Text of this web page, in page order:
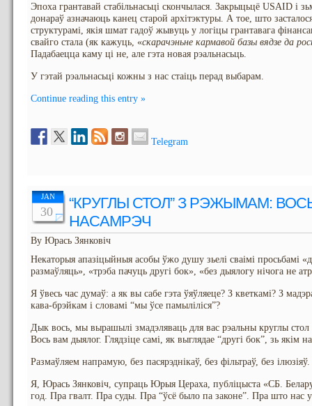
Эпоха грантавай стабільнасьці скончылася. Закрыцьцё USAID і
донараў азначаюць канец старой архітэктуры. А тое, што
структурамі, якія шмат гадоў жывуць у логіцы грантавага
свайго стала (як кажуць, «скарачэньне кармавой базы вядзе да
Падабаецца каму ці не, але гэта новая рэальнасьць.
У гэтай рэальнасьці кожны з нас стаіць перад выбарам.
Continue reading this entry »
Telegram
JAN
30
“КРУГЛЫ СТОЛ” З РЭЖЫМАМ:
НАСАМРЭЧ
By Юрась Зянковіч
Некаторыя апазіцыйныя асобы ўжо душу зьелі сваімі просьбамі
размаўляць», «трэба пачуць другі бок», «без дыялогу нічога не
Я ўвесь час думаў: а як вы сабе гэта ўяўляеце? З кветкамі? З
кава-брэйкам і словамі “мы ўсе памыліліся”?
Дык вось, мы вырашылі змадэляваць для вас рэальны круглы
Вось вам дыялог. Глядзіце самі, як выглядае “другі бок”, зь якім
Размаўляем напрамую, без пасярэднікаў, без фільтраў, без ілюзіяў.
Я, Юрась Зянковіч, супраць Юрыя Цераха, публіцыста «СБ.
год. Пра гвалт. Пра суды. Пра “ўсё было па законе”. Пра што нас